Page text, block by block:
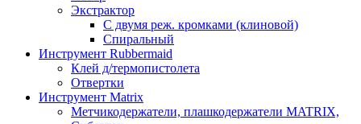
Экстрактор
С двумя реж. кромками (клиновой)
Спиральный
Инструмент Rubbermaid
Клей д/термопистолета
Отвертки
Инструмент Matrix
Метчикодержатели, плашкодержатели MATRIX,